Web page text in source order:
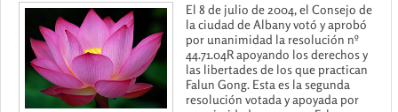
El 8 de julio de 2004, el Consejo de
la ciudad de Albany votó y aprobó
por unanimidad la resolución nº
44.71.04R apoyando los derechos y
las libertades de los que practican
Falun Gong. Esta es la segunda
resolución votada y apoyada por